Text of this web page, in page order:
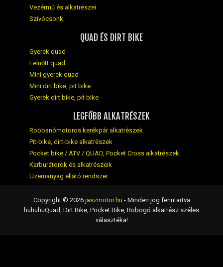
Vezérmű és alkatrészei
Szivócsonk
QUAD ÉS DIRT BIKE
Gyerek quad
Felnőtt quad
Mini gyerek quad
Mini dirt bike, pit bike
Gyerek dirt bike, pit bike
LEGFŐBB ALKATRÉSZEK
Robbanómotoros kerékpár alkatrészek
Pit-bike, dirt-bike alkatrészek
Pocket bike / ATV / QUAD, Pocket Cross alkatrészek
Karburátorok és alkatrészeik
Üzemanyag ellátó rendszer
Copyright © 2026 jaszmotor.hu - Minden jog fenntartva
huhuhuQuad, Dirt Bike, Pocket Bike, Robogó alkatrész széles
választéka!